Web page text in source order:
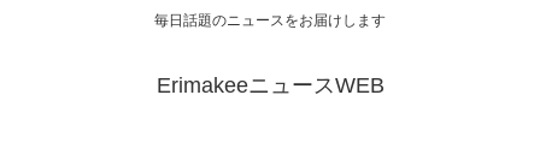
毎日話題のニュースをお届けします
ErimakeeニュースWEB